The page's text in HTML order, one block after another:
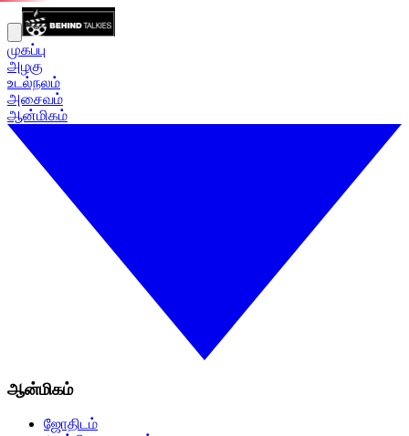
முகப்பு
அழகு
உடல்நலம்
அசைவம்
ஆன்மிகம்
ஆன்மிகம்
ஜோதிடம்